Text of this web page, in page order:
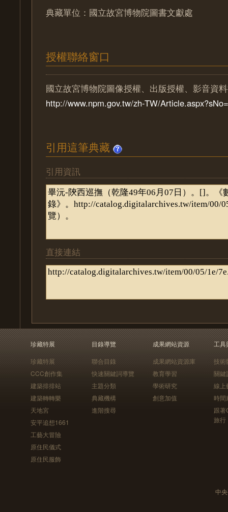
典藏單位：國立故宮博物院圖書文獻處
授權聯絡窗口
國立故宮博物院圖像授權、出版授權、影音資
http://www.npm.gov.tw/zh-TW/
引用這筆典藏
引用資訊
直接連結
珍藏特展
珍藏特展
CCC創作集
建築排排站
建築轉轉樂
天地宮
安平追想1661
工藝大冒險
原住民儀式
原住民服飾
目錄導覽
聯合目錄
快速關鍵詞導覽
主題分類
典藏機構
進階搜尋
成果網站資源
成果網站資源庫
教育學習
學術研究
創意加值
工具
技術
關鍵
線上
時間
跟
旅行
中